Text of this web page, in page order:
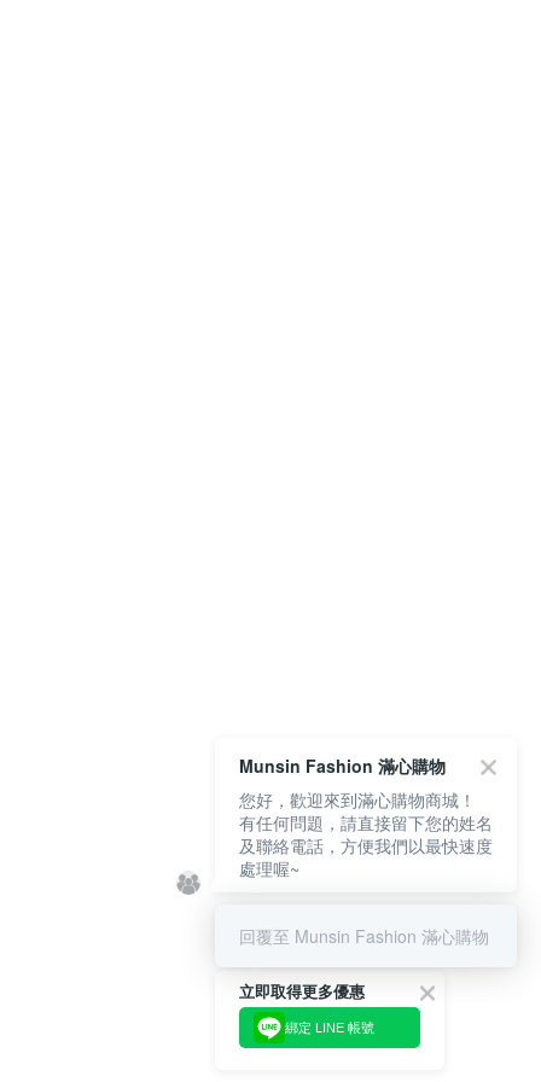
立即取得更多優惠
綁定 LINE 帳號
Munsin Fashion 滿心購物
您好，歡迎來到滿心購物商城！
有任何問題，請直接留下您的姓名
及聯絡電話，方便我們以最快速度
處理喔~
回覆至 Munsin Fashion 滿心購物